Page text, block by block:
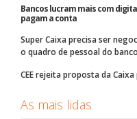
Bancos lucram mais com
pagam a conta
Super Caixa precisa ser
o quadro de pessoal do banco
CEE rejeita proposta da
As mais lidas